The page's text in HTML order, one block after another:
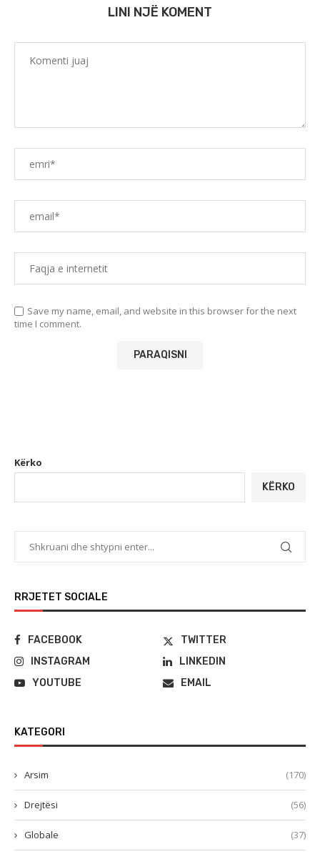
LINI NJË KOMENT
Save my name, email, and website in this browser for the next
time I comment.
Kërko
KËRKO
RRJETET SOCIALE
FACEBOOK
TWITTER
INSTAGRAM
LINKEDIN
YOUTUBE
EMAIL
KATEGORI
Arsim (170)
Drejtësi (56)
Globale (37)